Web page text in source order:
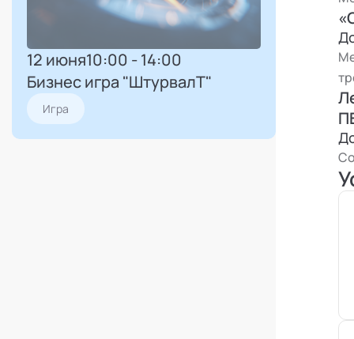
12 июня10:00 - 14:00
Бизнес игра "ШтурвалТ"
Игра